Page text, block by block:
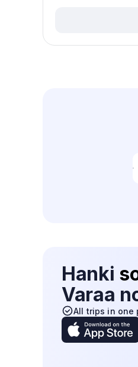
Hanki
Varaa
All trips in one